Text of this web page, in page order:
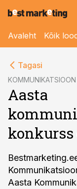
Avaleht Kõik
Tagasi
KOMMUNIKATSIOON
Aasta
konkurss
Aasta